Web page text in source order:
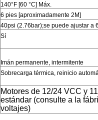
140°F [60 °C] Máx.
6 pies [aproximadamente 2M]
40psi (2.76bar);se puede ajustar a
Sí
Imán permanente, intermitente
Sobrecarga térmica, reinicio
Motores de 12/24 VCC y
estándar (consulte a la
voltajes)